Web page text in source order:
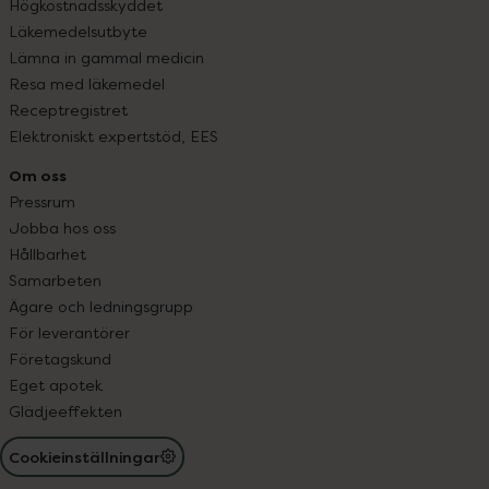
Högkostnadsskyddet
Läkemedelsutbyte
Lämna in gammal medicin
Resa med läkemedel
Receptregistret
Elektroniskt expertstöd, EES
Om oss
Pressrum
Jobba hos oss
Hållbarhet
Samarbeten
Ägare och ledningsgrupp
För leverantörer
Företagskund
Eget apotek
Glädjeeffekten
Cookieinställningar